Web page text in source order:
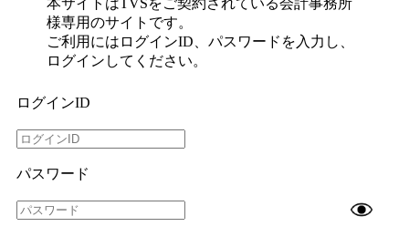
様専用のサイトです。
ご利用にはログインID、パスワードを入力し、
ログインしてください。
ログインID
パスワード